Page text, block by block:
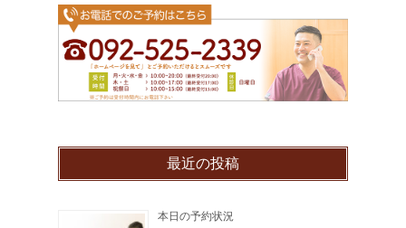
最近の投稿
本日の予約状況